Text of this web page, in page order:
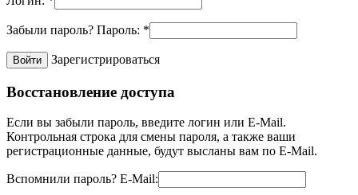
Забыли пароль? Пароль: *
Зарегистрироваться
Восстановление доступа
Если вы забыли пароль, введите логин или E-Mail.
Контрольная строка для смены пароля, а также ваши
регистрационные данные, будут высланы вам по E-Mail.
Вспомнили пароль? E-Mail: